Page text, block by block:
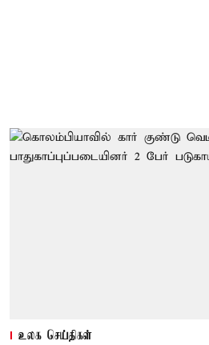
உலக செய்திகள்